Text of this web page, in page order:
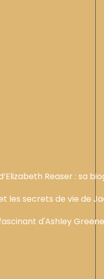
Reaser : sa
les secrets de vie de
d'Ashley